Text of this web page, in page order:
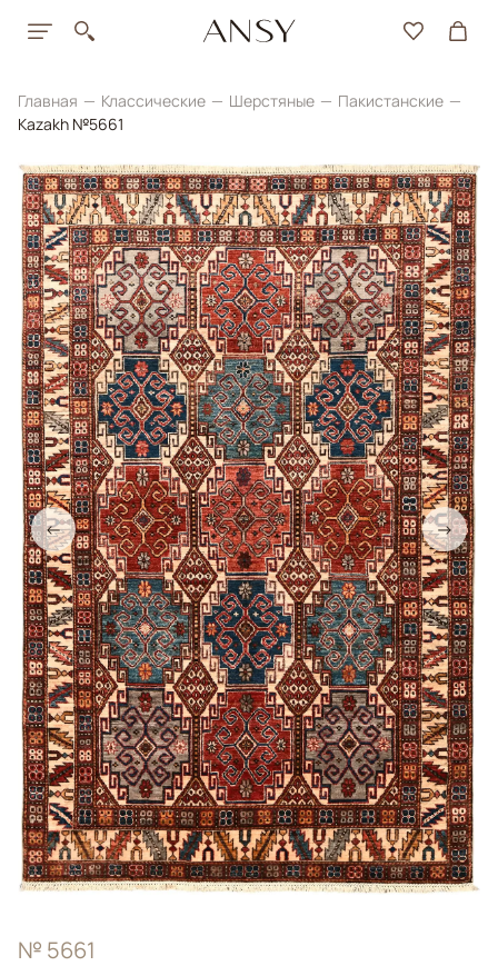
Главная Классические Шерстяные
Пакистанские
Kazakh №5661
← →
№ 5661